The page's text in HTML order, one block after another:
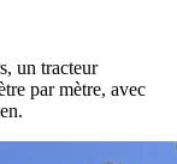
un tracteur
par mètre, avec